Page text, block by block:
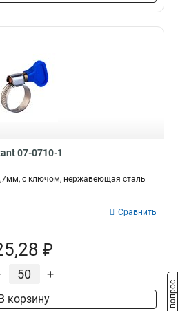
07-0710-1
с ключом, нержавеющая сталь
Сравнить
₽
+
корзину